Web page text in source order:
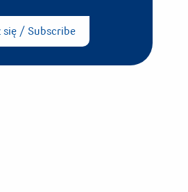
się / Subscribe